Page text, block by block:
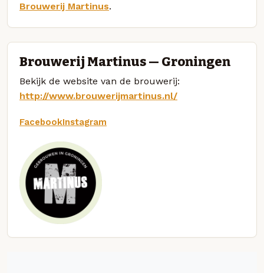
Brouwerij Martinus.
Brouwerij Martinus — Groningen
Bekijk de website van de brouwerij:
http://www.brouwerijmartinus.nl/
FacebookInstagram